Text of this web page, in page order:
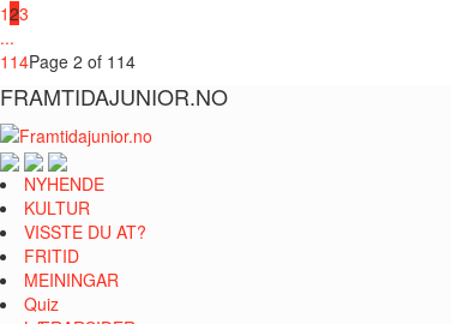
123
...
114Page 2 of 114
FRAMTIDAJUNIOR.NO
NYHENDE
KULTUR
VISSTE DU AT?
FRITID
MEININGAR
Quiz